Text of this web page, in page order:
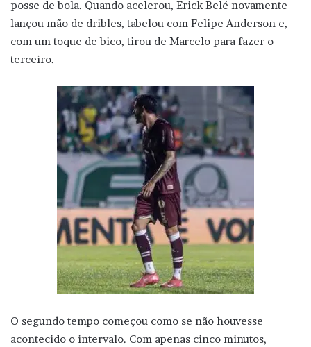
posse de bola. Quando acelerou, Erick Belé novamente
lançou mão de dribles, tabelou com Felipe Anderson e,
com um toque de bico, tirou de Marcelo para fazer o
terceiro.
O segundo tempo começou como se não houvesse
acontecido o intervalo. Com apenas cinco minutos,